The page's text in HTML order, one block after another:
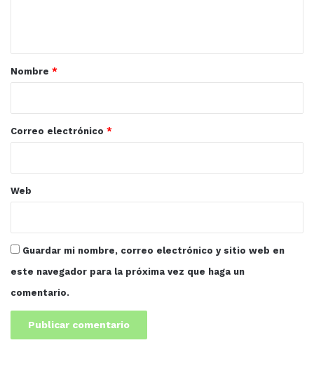
r
*
Nombre *
Correo electrónico *
Web
Guardar mi nombre, correo electrónico y sitio web en
este navegador para la próxima vez que haga un
comentario.